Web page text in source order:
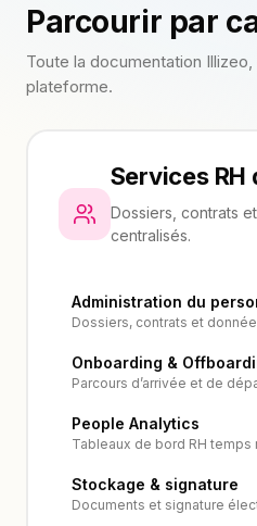
Parcourir par
Toute la documentation
plateforme.
Services RH
Dossiers, contrats
centralisés.
Administration du
Dossiers, contrats et
Onboarding &
Parcours d’arrivée et de
People Analytics
Tableaux de bord RH temps
Stockage & signature
Documents et signature